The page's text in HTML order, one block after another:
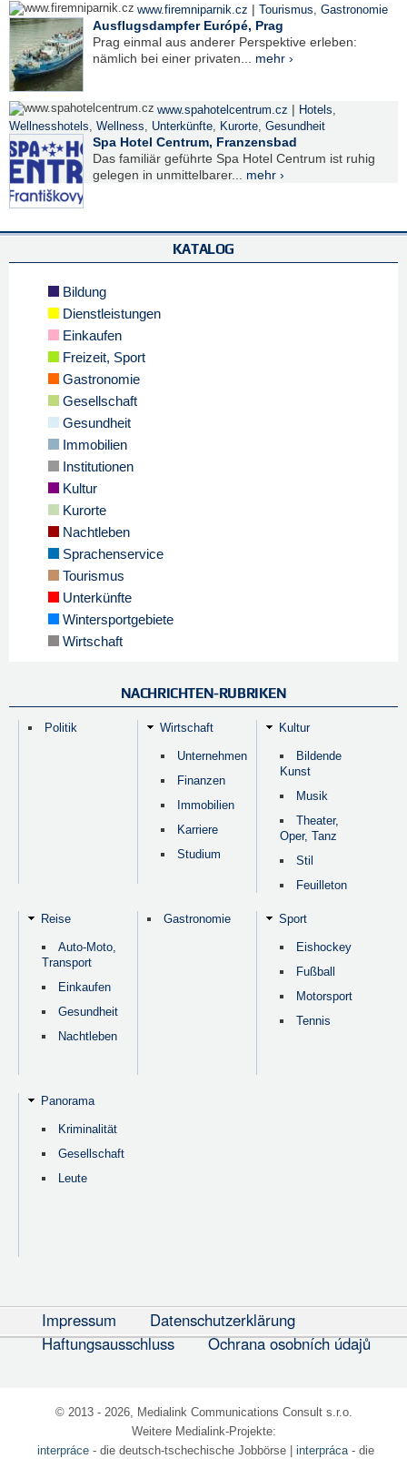
www.firemniparnik.cz | Tourismus Gastronomie
Ausflugsdampfer Európé, Prag
Prag einmal aus anderer Perspektive erleben:
nämlich bei einer privaten... mehr ›
www.spahotelcentrum.cz | Hotels
Wellnesshotels
Wellness Unterkünfte Kurorte Gesundheit
Spa Hotel Centrum, Franzensbad
Das familiär geführte Spa Hotel Centrum ist ruhig
gelegen in unmittelbarer... mehr ›
KATALOG
Bildung
Dienstleistungen
Einkaufen
Freizeit, Sport
Gastronomie
Gesellschaft
Gesundheit
Immobilien
Institutionen
Kultur
Kurorte
Nachtleben
Sprachenservice
Tourismus
Unterkünfte
Wintersportgebiete
Wirtschaft
NACHRICHTEN-RUBRIKEN
Politik Wirtschaft
Unternehmen
Finanzen
Immobilien
Karriere
Studium
Kultur
Bildende
Kunst
Musik
Theater,
Oper, Tanz
Stil
Feuilleton
Reise
Auto-Moto,
Transport
Einkaufen
Gesundheit
Nachtleben
Gastronomie Sport
Eishockey
Fußball
Motorsport
Tennis
Panorama
Kriminalität
Gesellschaft
Leute
Impressum
Datenschutzerklärung
Haftungsausschluss
Ochrana osobních údajů
© 2013 - 2026, Medialink Communications Consult s.r.o.
Weitere Medialink-Projekte:
interpráce- die deutsch-tschechische Jobbörse| interpráca- die